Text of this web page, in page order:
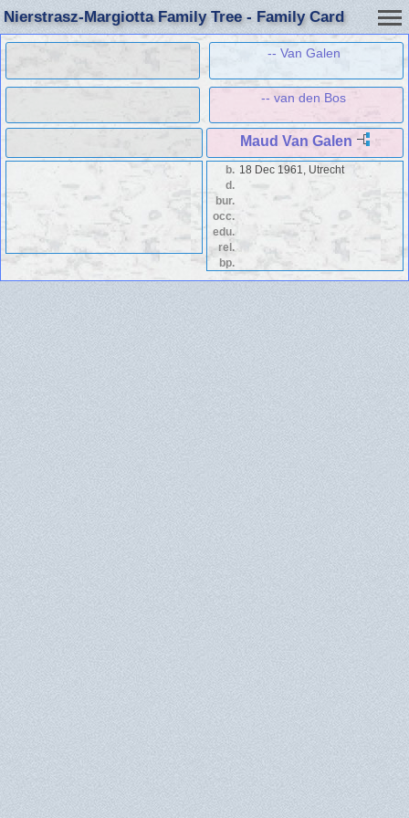
Nierstrasz-Margiotta Family Tree - Family Card
-- Van Galen
-- van den Bos
Maud Van Galen
b. 18 Dec 1961, Utrecht
d.
bur.
occ.
edu.
rel.
bp.